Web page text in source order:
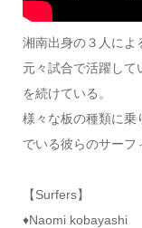
湘南出身の３人によ
元々試合で活躍して
を続けている。
様々な板の種類に乗
でいる彼らのサーフ
【Surfers】
♦︎Naomi kobayashi